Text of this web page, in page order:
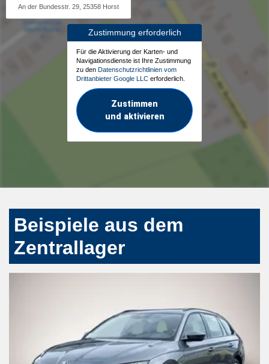
An der Bundesstr. 29, 25358 Horst
Zustimmung erforderlich
Für die Aktivierung der Karten- und
Navigationsdienste ist Ihre Zustimmung
zu den Datenschutzrichtlinien vom
Drittanbieter Google LLC erforderlich.
Zustimmen
und aktivieren
Beispiele aus dem
Zentrallager